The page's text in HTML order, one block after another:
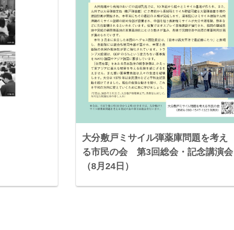
大分敷戸ミサイル弾薬庫問題を考え
る市民の会 第3回総会・記念講演会
（8月24日）